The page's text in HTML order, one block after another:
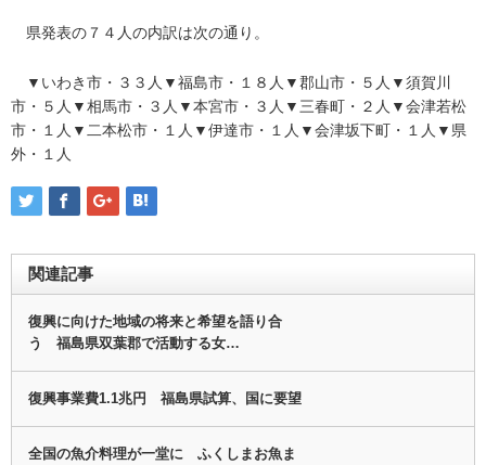
県発表の７４人の内訳は次の通り。
▼いわき市・３３人▼福島市・１８人▼郡山市・５人▼須賀川
市・５人▼相馬市・３人▼本宮市・３人▼三春町・２人▼会津若松
市・１人▼二本松市・１人▼伊達市・１人▼会津坂下町・１人▼県
外・１人
関連記事
復興に向けた地域の将来と希望を語り合
う 福島県双葉郡で活動する女…
復興事業費1.1兆円 福島県試算、国に要望
全国の魚介料理が一堂に ふくしまお魚ま